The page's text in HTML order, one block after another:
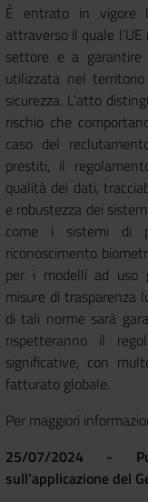
È entrato in vigore
attraverso il quale
settore e a garantire
utilizzata nel
sicurezza. L’atto
rischio che
caso del
prestiti, il
qualità dei dati,
e robustezza dei
come i sistemi di
riconoscimento
per i modelli ad uso
misure di
di tali norme sarà
rispetteranno il
significative, con
fatturato globale.
Per maggiori
25/07/2024 -
sull’applicazione del